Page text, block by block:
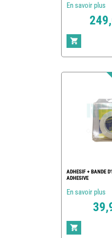
En savoir plus
ADHESIF + BANDE
ADHESIVE
En savoir plus